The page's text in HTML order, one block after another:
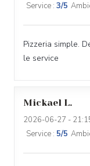
Service : 3/5
Pizzeria simple.
le service
Mickael L
2026-06-27 -
Service : 5/5